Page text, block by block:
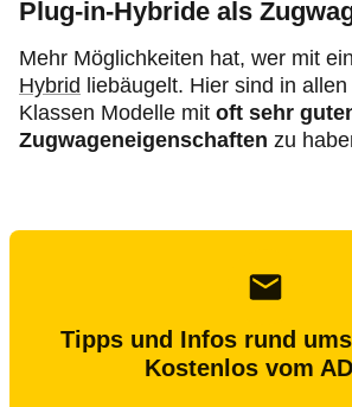
Plug‑in-Hybride als
Mehr Möglichkeiten hat, wer mit
Hybrid liebäugelt. Hier sind in
Klassen Modelle mit oft sehr
Zugwageneigenschaften zu
Tipps und Infos rund
Kostenlos vom